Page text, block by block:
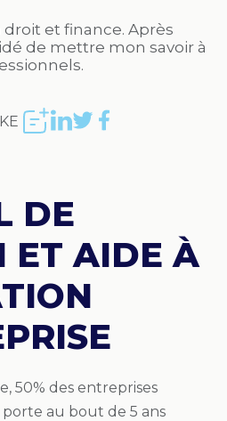
droit et finance. Après
de mettre mon savoir à
DE
ET AIDE À
50% des entreprises
au bout de 5 ans